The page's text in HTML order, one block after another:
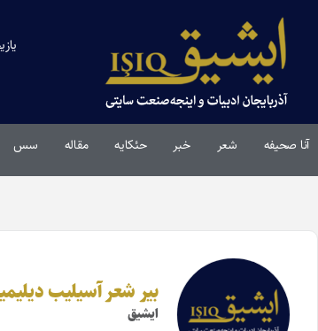
آنا صحیفه شعر خبر حئکایه مقاله‌ سس
بیر شعر آسیلیب
ایشیق